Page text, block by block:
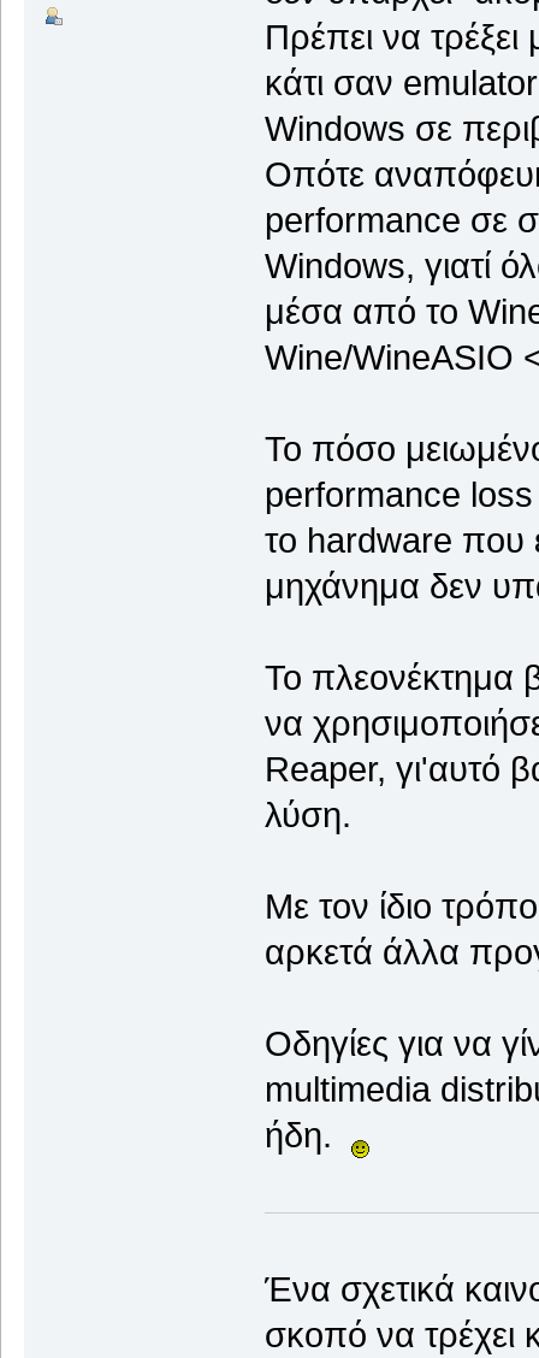
Πρέπει να
κάτι σαν
Windows σε
Οπότε
performance σε
Windows, γιατί
μέσα από το
Wine/WineASIO
Το πόσο
performance loss
το hardware που
μηχάνημα δεν
To πλεονέκτημα
να
Reaper, γι'αυτό
λύση.
Με τον ίδιο
αρκετά άλλα
Οδηγίες για να
multimedia
ήδη.
Ένα σχετικά
σκοπό να τρέχει